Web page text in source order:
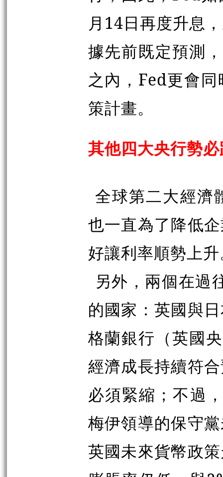
月14日再度升息
據先前既定預測
之內，Fed更會
策計畫。
其他四大央行勢
全球第二大經濟
也一直為了降低
好讓利率順勢上
另外，兩個在過
的國家：英國與
格蘭銀行（英國
經濟成長持續符
必須緊縮；不過
梅伊領導的保守
英國未來貨幣政